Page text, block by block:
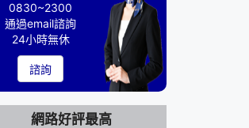
0830~2300
通過email諮詢
24小時無休
諮詢
網路好評最高